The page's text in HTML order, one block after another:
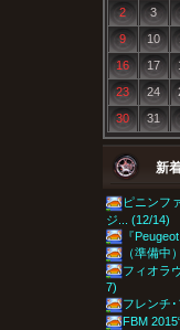
2
3
9
10
16
17
23
24
30
31
新
ピニンフ
ジ... (12/14)
『
（準備中
フィオラ
7)
フレンチ
FBM